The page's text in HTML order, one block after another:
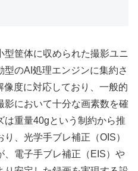
筐体に収められた撮影ユニ
のAI処理エンジンに集約さ
度に対応しており、一般的
影において十分な画素数を確
は重量40gという制約から推
、光学手ブレ補正（OIS）
、電子手ブレ補正（EIS）や